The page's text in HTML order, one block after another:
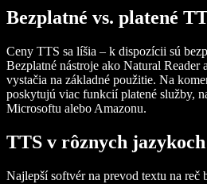
Bezplatné vs. platené
Ceny TTS sa líšia – k dispozícii sú
Bezplatné nástroje ako Natural Reader
vystačia na základné použitie. Na
poskytujú viac funkcií platené služby,
Microsoftu alebo Amazonu.
TTS v rôznych jazykoch
Najlepší softvér na prevod textu na